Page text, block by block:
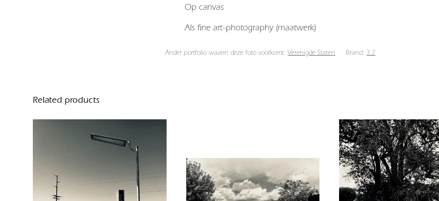
Op canvas
Als fine art-photography (maatwerk)
Ander portfolio waarin deze foto voorkomt:Verenigde Staten Brand:3:2
Related products